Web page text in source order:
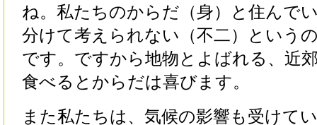
ね。私たちのからだ（身）と住んで
分けて考えられない（不二）という
です。ですから地物とよばれる、近
食べるとからだは喜びます。
また私たちは、気候の影響も受けて